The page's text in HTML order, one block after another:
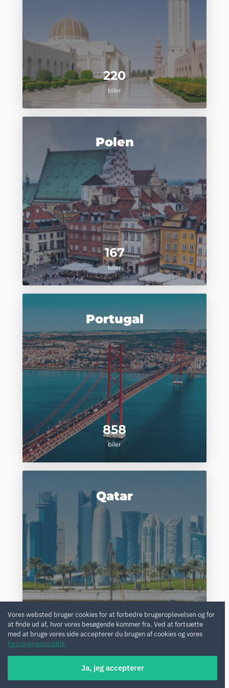
220
biler
167
biler
Polen
858
biler
Portugal
91
biler
Qatar
Réunion
Vores websted bruger cookies for at forbedre brugeroplevelsen og for
at finde ud af, hvor vores besøgende kommer fra. Ved at fortsætte
med at bruge vores side accepterer du brugen af cookies og vores
fortrolighedspolitik
Ja, jeg accepterer